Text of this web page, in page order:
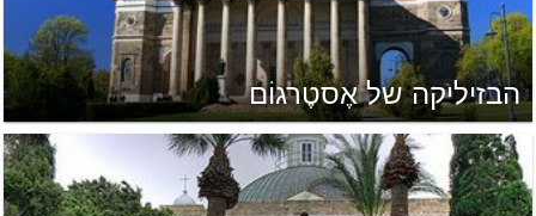
הבזיליקה של אֶסטֶרגוֹם